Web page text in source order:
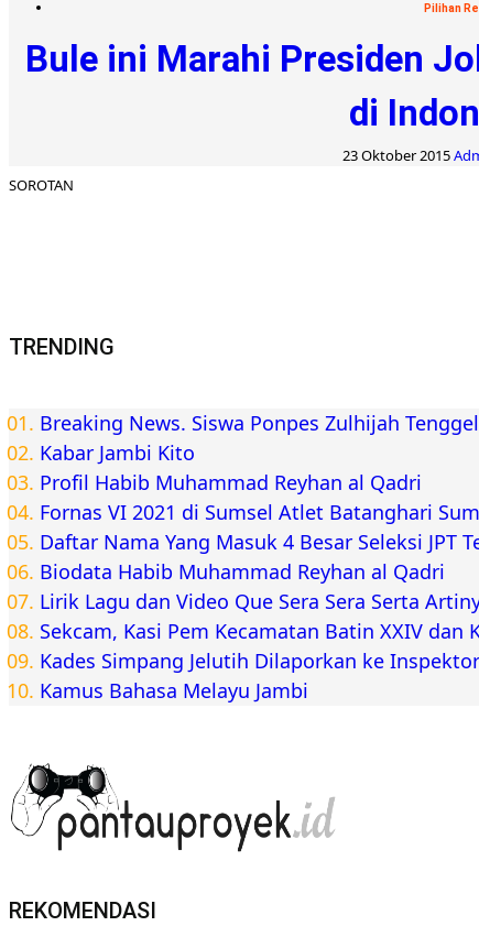
Pilihan
Bule ini Marahi Presiden
di
23 Oktober 2015
SOROTAN
TRENDING
Breaking News. Siswa Ponpes Zulhijah
Kabar Jambi Kito
Profil Habib Muhammad Reyhan al Qadri
Fornas VI 2021 di Sumsel Atlet Batanghari
Daftar Nama Yang Masuk 4 Besar Seleksi JPT
Biodata Habib Muhammad Reyhan al Qadri
Lirik Lagu dan Video Que Sera Sera Serta
Sekcam, Kasi Pem Kecamatan Batin XXIV dan
Kades Simpang Jelutih Dilaporkan ke
Kamus Bahasa Melayu Jambi
REKOMENDASI